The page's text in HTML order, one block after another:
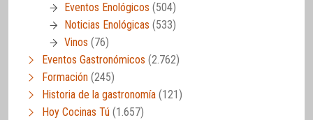
Eventos Enológicos (504)
Noticias Enológicas (533)
Vinos (76)
Eventos Gastronómicos (2.762)
Formación (245)
Historia de la gastronomía (121)
Hoy Cocinas Tú (1.657)